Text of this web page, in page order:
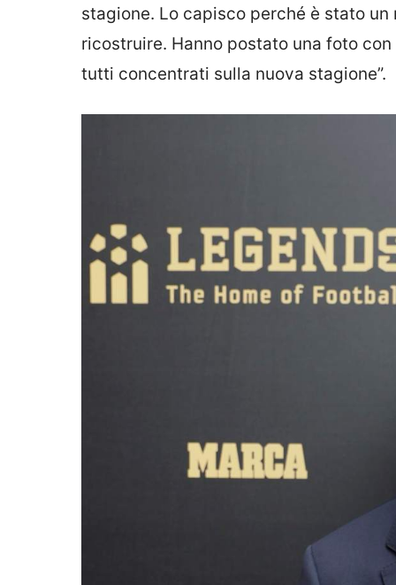
stagione. Lo capisco perché è stato
ricostruire. Hanno postato una foto
tutti concentrati sulla nuova stagione”.